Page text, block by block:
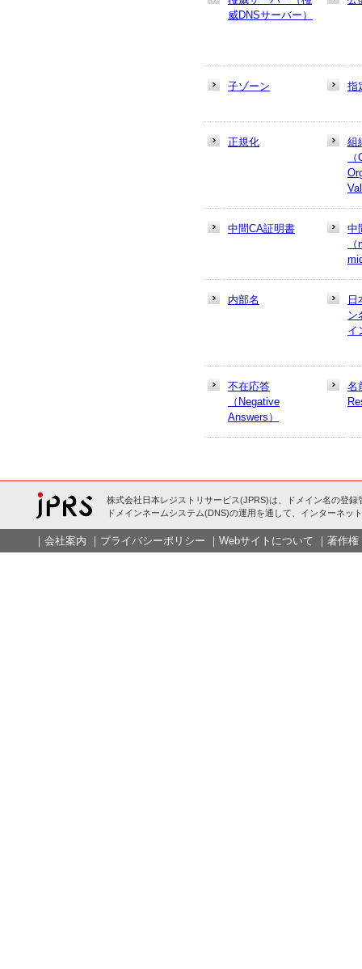
威DNSサーバー）
子ゾーン 指
正規化
組
中間CA証明書
中
内部名
ン
イ
不在応答
（Negative
Answers）
名
株式会社日本レジストリサービス(JPRS)は、ドメイン名の登録
ドメインネームシステム(DNS)の運用を通して、インターネッ
｜ 会社案内 ｜ プライバシーポリシー ｜ Webサイトについて ｜ 著作権